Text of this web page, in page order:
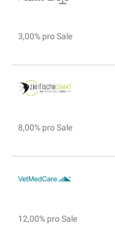
3,00% pro Sale
8,00% pro Sale
12,00% pro Sale